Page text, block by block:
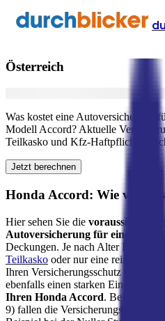
Versicherung Autoversicherung
Österreich
Was kostet eine Autoversicherung
ModellAccord? Aktuelle
Teilkasko und Kfz-
Jetzt berechnen
Honda Accord: Wie viel
Hier sehen Sie die
Autoversicherung für einen
Deckungen. Je nach Alter Ihres
Teilkasko oder nur eine reine Kfz-
Ihren Versicherungsschutz sein. Ihre
ebenfalls einen starken Einfluss auf
Ihren Honda Accord. Bei der
9) fallen die Versicherungsprämien